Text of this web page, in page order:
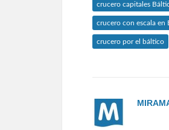
crucero capitales
crucero con escala en
crucero por el báltico